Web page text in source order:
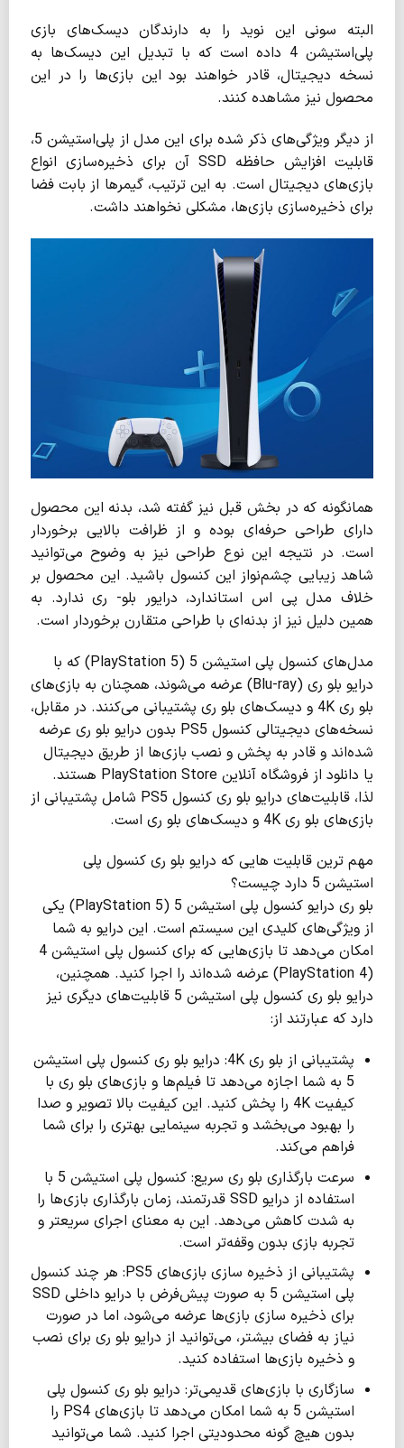
البته سونی این نوید را به دارندگان دیسک‌های بازی
پلی‌استیشن 4 داده است که با تبدیل این دیسک‌ها به
نسخه دیجیتال، قادر خواهند بود این بازی‌ها را در این
محصول نیز مشاهده کنند.
از دیگر ویژگی‌های ذکر شده برای این مدل از پلی‌استیشن 5،
قابلیت افزایش حافظه SSD آن برای ذخیره‌سازی انواع
بازی‌های دیجیتال است. به این ترتیب، گیمرها از بابت فضا
برای ذخیره‌سازی بازی‌ها، مشکلی نخواهند داشت.
همانگونه که در بخش قبل نیز گفته شد، بدنه این محصول
دارای طراحی حرفه‌ای بوده و از ظرافت بالایی برخوردار
است. در نتیجه این نوع طراحی نیز به وضوح می‌توانید
شاهد زیبایی چشم‌نواز این کنسول باشید. این محصول بر
خلاف مدل پی اس استاندارد، درایور بلو- ری ندارد. به
همین دلیل نیز از بدنه‌ای با طراحی متقارن برخوردار است.
مدل‌های کنسول پلی استیشن 5 (PlayStation 5) که با
درایو بلو ری (Blu-ray) عرضه می‌شوند، همچنان به بازی‌های
بلو ری 4K و دیسک‌های بلو ری پشتیبانی می‌کنند. در مقابل،
نسخه‌های دیجیتالی کنسول PS5 بدون درایو بلو ری عرضه
شده‌اند و قادر به پخش و نصب بازی‌ها از طریق دیجیتال
یا دانلود از فروشگاه آنلاین PlayStation Store هستند.
لذا، قابلیت‌های درایو بلو ری کنسول PS5 شامل پشتیبانی از
بازی‌های بلو ری 4K و دیسک‌های بلو ری است.
مهم ترین قابلیت هایی که درایو بلو ری کنسول پلی
استیشن 5 دارد چیست؟
بلو ری درایو کنسول پلی استیشن 5 (PlayStation 5) یکی
از ویژگی‌های کلیدی این سیستم است. این درایو به شما
امکان می‌دهد تا بازی‌هایی که برای کنسول پلی استیشن 4
(PlayStation 4) عرضه شده‌اند را اجرا کنید. همچنین،
درایو بلو ری کنسول پلی استیشن 5 قابلیت‌های دیگری نیز
دارد که عبارتند از:
پشتیبانی از بلو ری 4K: درایو بلو ری کنسول پلی استیشن
5 به شما اجازه می‌دهد تا فیلم‌ها و بازی‌های بلو ری با
کیفیت 4K را پخش کنید. این کیفیت بالا تصویر و صدا
را بهبود می‌بخشد و تجربه سینمایی بهتری را برای شما
فراهم می‌کند.
سرعت بارگذاری بلو ری سریع: کنسول پلی استیشن 5 با
استفاده از درایو SSD قدرتمند، زمان بارگذاری بازی‌ها را
به شدت کاهش می‌دهد. این به معنای اجرای سریعتر و
تجربه بازی بدون وقفه‌تر است.
پشتیبانی از ذخیره سازی بازی‌های PS5: هر چند کنسول
پلی استیشن 5 به صورت پیش‌فرض با درایو داخلی SSD
برای ذخیره سازی بازی‌ها عرضه می‌شود، اما در صورت
نیاز به فضای بیشتر، می‌توانید از درایو بلو ری برای نصب
و ذخیره بازی‌ها استفاده کنید.
سازگاری با بازی‌های قدیمی‌تر: درایو بلو ری کنسول پلی
استیشن 5 به شما امکان می‌دهد تا بازی‌های PS4 را
بدون هیچ گونه محدودیتی اجرا کنید. شما می‌توانید